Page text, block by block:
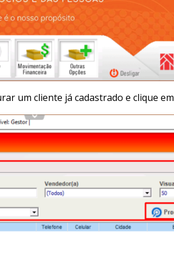
um cliente já cadastrado e clique em